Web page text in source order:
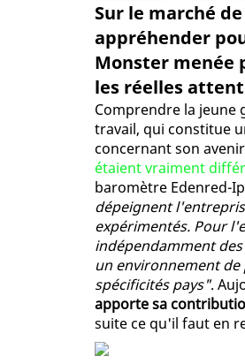
Sur le marché
appréhender
Monster menée
les réelles
Comprendre la jeune
travail, qui constitue
concernant son
étaient vraiment
baromètre Edenred-
dépeignent
expérimentés. Pour
indépendamment
un environnement
spécificités pays".
apporte sa
suite ce qu'il faut en